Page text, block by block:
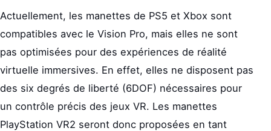
Actuellement, les manettes de PS5 et Xbox sont
compatibles avec le Vision Pro, mais elles ne sont
pas optimisées pour des expériences de réalité
virtuelle immersives. En effet, elles ne disposent pas
des six degrés de liberté (6DOF) nécessaires pour
un contrôle précis des jeux VR. Les manettes
PlayStation VR2 seront donc proposées en tant